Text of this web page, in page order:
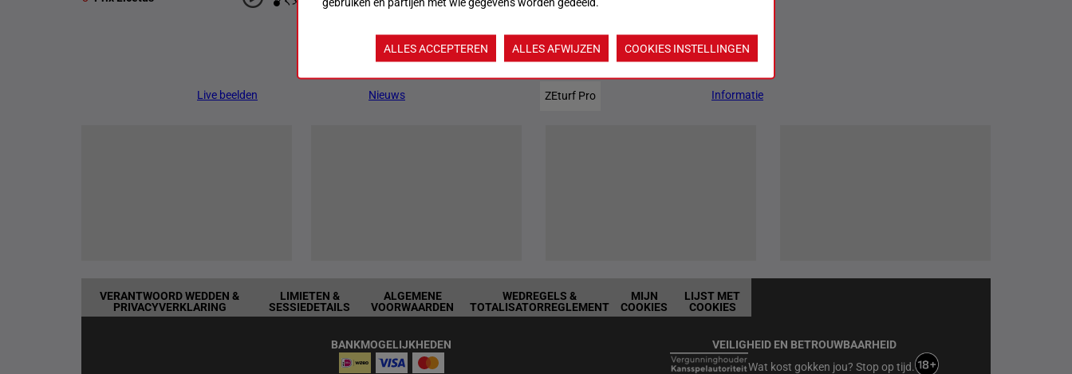
Jouw favoriete paarden
Live beelden Nieuws ZEturf Pro Informatie
VERANTWOORD WEDDEN &
PRIVACYVERKLARING
LIMIETEN &
SESSIEDETAILS
ALGEMENE
VOORWAARDEN
WEDREGELS &
TOTALISATORREGLEMENT
MIJN
COOKIES
LIJST MET
COOKIES
BANKMOGELIJKHEDEN
VEILIGHEID EN BETROUWBAARHEID
Wat kost gokken jou? Stop op tijd.
ALLES ACCEPTEREN ALLES AFWIJZEN COOKIES INSTELLINGEN